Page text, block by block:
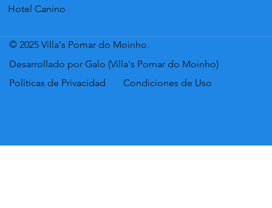
Hotel Canino
© 2025 Villa's Pomar do Moinho.
Desarrollado por Galo (Villa's Pomar do Moinho)
Políticas de Privacidad
Condiciones de Uso